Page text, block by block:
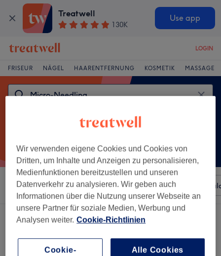
Treatwell
130K
Use app
LOGIN
FRISEUR NÄGEL HAARENTFERNUNG KOSMETIK MASSAGE
Sortieren nach Beliebiger Preis Besonderheiten
Ein Salon, der anbietet: micro-needling in Cottbus
Wir verwenden eigene Cookies und Cookies von
Dritten, um Inhalte und Anzeigen zu personalisieren,
Medienfunktionen bereitzustellen und unseren
Datenverkehr zu analysieren. Wir geben auch
Informationen über die Nutzung unserer Webseite an
unsere Partner für soziale Medien, Werbung und
Analysen weiter. Cookie-Richtlinien
Cookie- Alle Cookies